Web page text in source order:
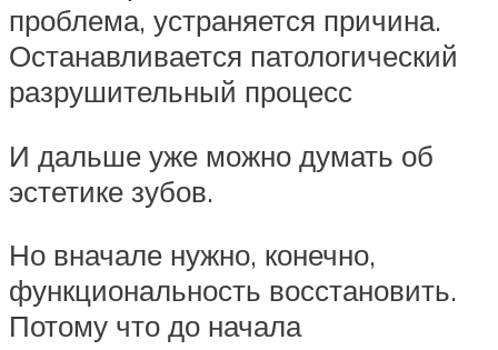
проблема, устраняется причина.
Останавливается патологический
разрушительный процесс
И дальше уже можно думать об
эстетике зубов.
Но вначале нужно, конечно,
функциональность восстановить.
Потому что до начала